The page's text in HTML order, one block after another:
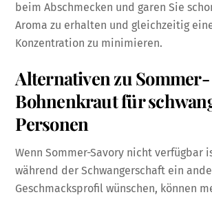
beim Abschmecken und garen Sie
Aroma zu erhalten und gleichzeitig
Konzentration zu minimieren.
Alternativen zu Sommer-
Bohnenkraut für
Personen
Wenn Sommer-Savory nicht verfügbar
während der Schwangerschaft ein
Geschmacksprofil wünschen, können